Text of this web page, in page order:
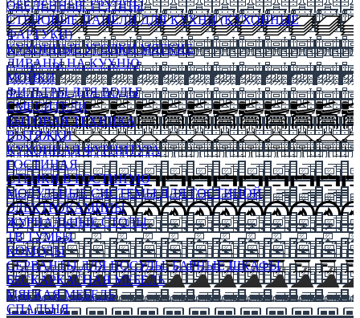
ОБЕДЕННЫЕ ГРУППЫ
СТЕНОВЫЕ ПАНЕЛИ ДЛЯ КУХНИ (КУХОННЫЕ
ФАРТУКИ)
КУХОННЫЕ УГОЛКИ МЯГКИЕ
ДИВАНЫ НА КУХНЮ
МОЙКИ
ФИЛЬТРЫ ДЛЯ ВОДЫ
СМЕСИТЕЛИ
БЫТОВАЯ ТЕХНИКА
ВЫТЯЖКИ
КУХОННАЯ ФУРНИТУРА
ГОСТИНАЯ
СТЕНКИ В ГОСТИНУЮ
МОДУЛЬНЫЕ СИСТЕМЫ ДЛЯ ГОСТИНОЙ
ЭЛЕКТРОКАМИНЫ
ЖУРНАЛЬНЫЕ СТОЛЫ
ТВ ТУМБЫ
КОМОДЫ
СЕРВАНТЫ ДЛЯ ПОСУДЫ, БАРНЫЕ ШКАФЫ
БЕСКАРКАСНАЯ МЕБЕЛЬ
МЯГКАЯ МЕБЕЛЬ
СПАЛЬНЯ